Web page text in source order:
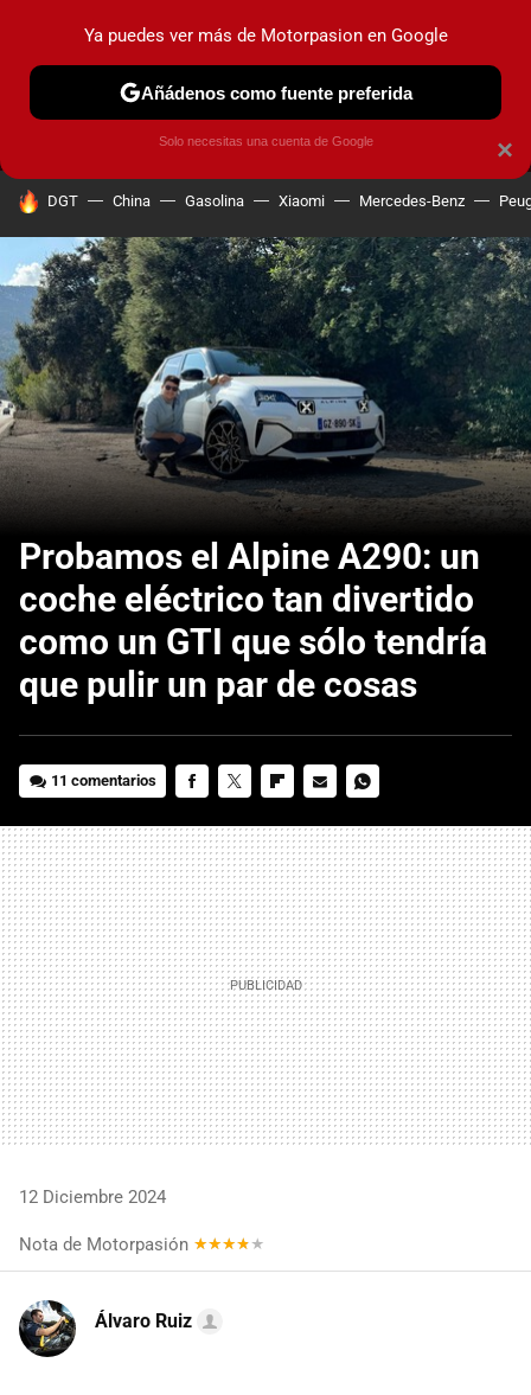
MENÚ NUEVO
COCHES ELÉCTRICOS OBSERVATORIO
HOY SE HABLA DE
DGT China Gasolina Xiaomi Mercedes-Benz
Probamos el Alpine A290: un
coche eléctrico tan divertido
como un GTI que sólo tendría
que pulir un par de cosas
11 comentarios
MAIL
12 Diciembre 2024
Nota de Motorpasión
Álvaro Ruiz
×
Ya puedes ver más de Motorpasion en Google
Añádenos como fuente preferida
Solo necesitas una cuenta de Google